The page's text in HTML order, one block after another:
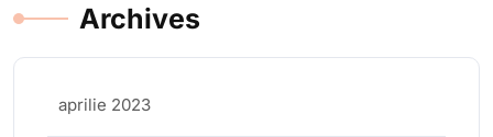
Archives
aprilie 2023